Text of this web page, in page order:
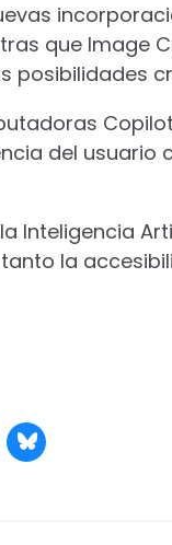
que Image
posibilidades
del usuario
Inteligencia
la